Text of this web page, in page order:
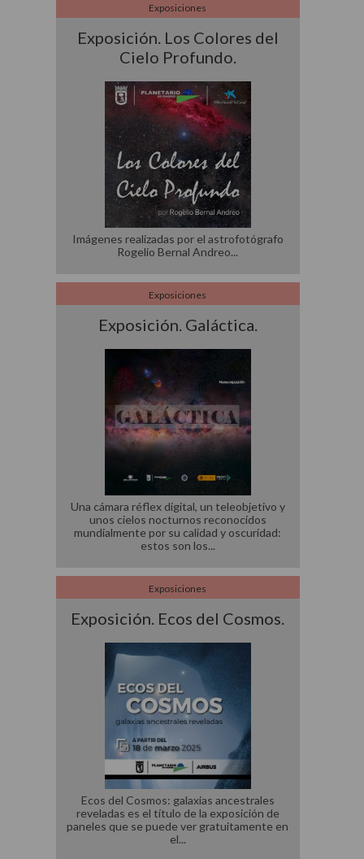
Exposición. Los Colores del
Cielo Profundo.
Exposiciones
Imágenes realizadas por el astrofotógrafo
Rogelio Bernal Andreo
Exposición. Galáctica.
Exposiciones
Una cámara réflex digital, un teleobjetivo y
unos cielos nocturnos reconocidos
mundialmente por su calidad y oscuridad:
estos son los
Exposición. Ecos del Cosmos.
Exposiciones
Ecos del Cosmos: galaxias ancestrales
reveladas es el título de la exposición de
paneles que se puede ver gratuitamente en
el